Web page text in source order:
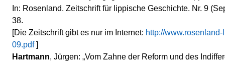
In: Rosenland. Zeitschrift für lippische Geschichte. Nr. 9
38.
[Die Zeitschrift gibt es nur im Internet: http://
09.pdf]
Hartmann, Jürgen: „Vom Zahne der Reform und des